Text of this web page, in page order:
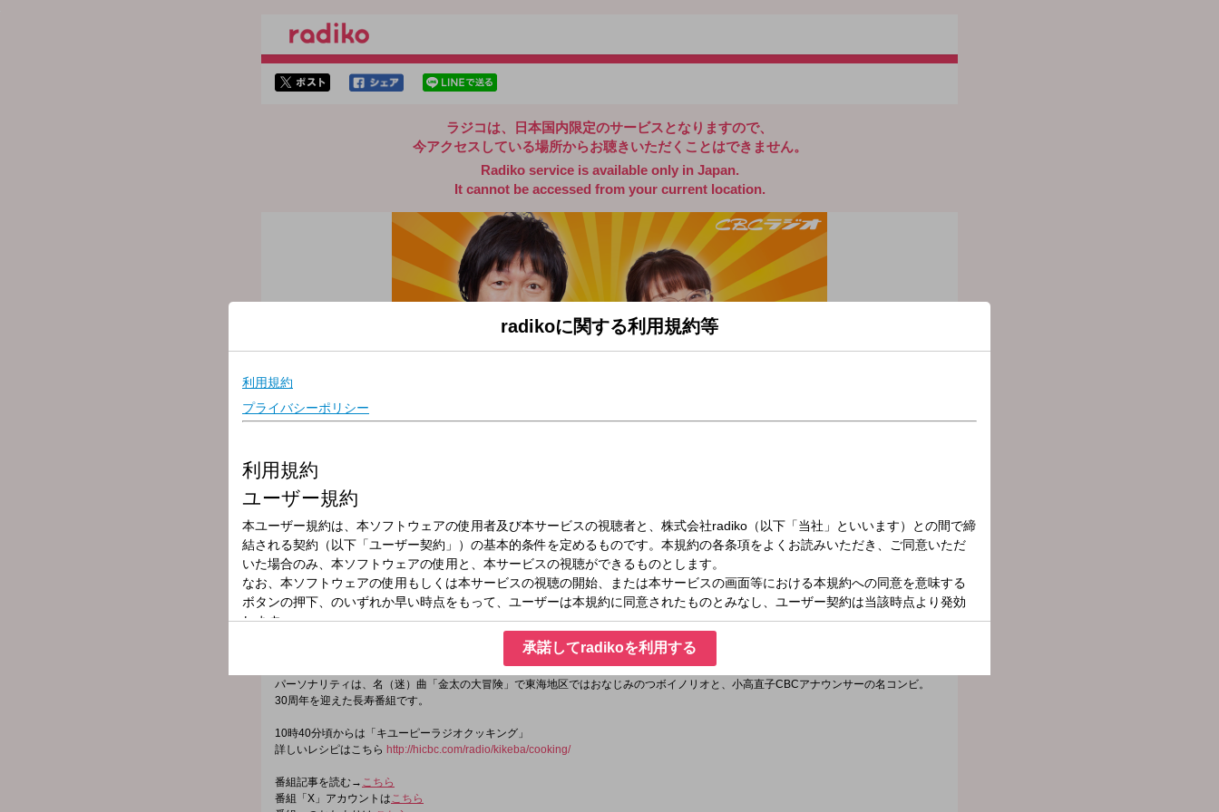
ラジコは、日本国内限定のサービスとなりますので、
今アクセスしている場所からお聴きいただくことはできません。
Radiko service is available only in Japan.
It cannot be accessed from your current location.
放送時間
2025年8月27日（水）09:00～11:55
番組名
つボイノリオの聞けば聞くほど
世間の出来事、つボイノリオ自身の体験や、個々人の身の回りの日常など番組で取り上げる話題はすべて、リスナーの生活と密着した
一緒に聞き、一緒に番組を創っていく。送られてくるおたよりは全国から毎日300通余り。
コメントに関する即座のリアクションによって、番組はLIVE感あふれる究極の「井戸端会議｣！
パーソナリティは、名（迷）曲「金太の大冒険」で東海地区ではおなじみのつボイノリオと、小高直子CBCアナウンサーの名コンビ。
30周年を迎えた長寿番組です。
10時40分頃からは「キユーピーラジオクッキング」
詳しいレシピはこちら http://hicbc.com/radio/kikeba/cooking/
番組記事を読む→ こちら
番組「X」アカウントはこちら
radikoに関する利用規約等
承諾してradikoを利用する